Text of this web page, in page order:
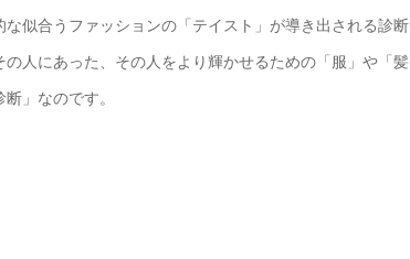
似合うファッションの「テイスト」が導き出される診断
人にあった、その人をより輝かせるための「服」や「髪
」なのです。